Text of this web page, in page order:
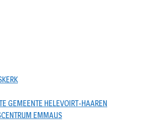
GEMEENTE HELEVOIRT-HAAREN
EMMAUS